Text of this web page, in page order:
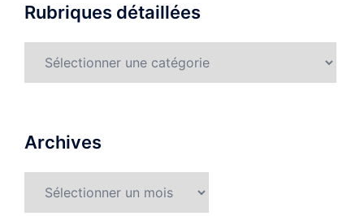
Rubriques détaillées
détaillées
Archives